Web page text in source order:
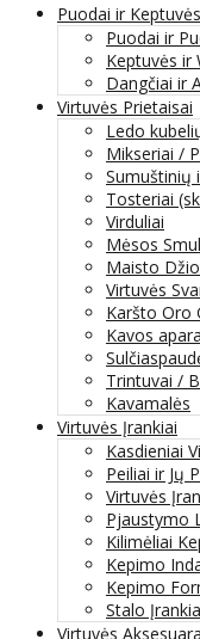
Puodai ir Keptuvės
Puodai ir
Keptuvės ir
Dangčiai ir
Virtuvės Prietaisai
Ledo
Mikseriai /
Sumuštinių
Tosteriai
Virduliai
Mėsos
Maisto
Virtuvės
Karšto Oro
Kavos
Trintuvai /
Kavamalės
Virtuvės Įrankiai
Kasdieniai
Peiliai ir Jų
Virtuvės
Pjaustymo
Kilimėliai
Kepimo
Kepimo
Stalo
Virtuvės